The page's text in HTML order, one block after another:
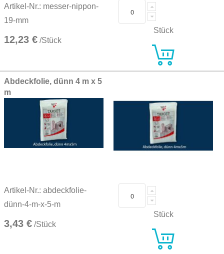
Artikel-Nr.: messer-nippon-
19-mm
12,23 € /Stück
Stück
Abdeckfolie, dünn 4 m x 5
m
Artikel-Nr.: abdeckfolie-
dünn-4-m-x-5-m
3,43 € /Stück
Stück